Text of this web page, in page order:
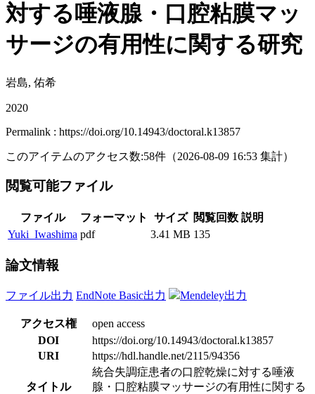
対する唾液腺・口腔粘膜マッ
サージの有用性に関する研究
岩島, 佑希
2020
Permalink : https://doi.org/10.14943/doctoral.k13857
このアイテムのアクセス数:58件 （2026-08-09 16:53 集計）
閲覧可能ファイル
ファイル フォーマット サイズ 閲覧回数 説明
Yuki_Iwashima pdf 3.41 MB 135
論文情報
ファイル出力 EndNote Basic出力 Mendeley出力
アクセス権
open access
DOI
https://doi.org/10.14943/doctoral.k13857
URI
https://hdl.handle.net/2115/94356
タイトル
統合失調症患者の口腔乾燥に対する唾液
腺・口腔粘膜マッサージの有用性に関する